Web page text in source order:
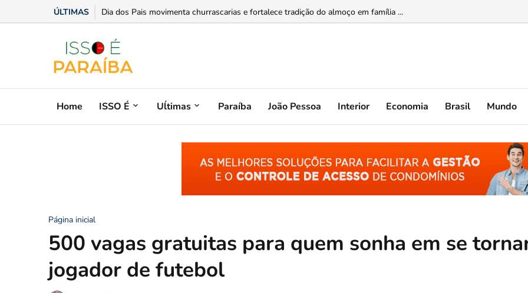
ÚLTIMAS Opinião: Educação como mediadora da liberdade feminina...
Home ISSO É Uĺtimas Paraíba João Pessoa Interior Economia Brasil Mundo
Página inicial
500 vagas gratuitas para quem sonha em se
jogador de futebol